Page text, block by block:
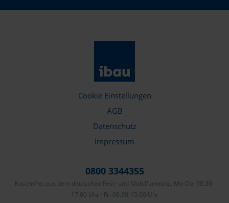
Ortenaukreis
Cookie Einstellungen
AGB
Datenschutz
Impressum
0800 3344355
Kostenfrei aus dem deutschen Fest- und Mobilfunknetz. Mo-Do: 08.30-
17.00 Uhr · Fr: 08.30-15.00 Uhr